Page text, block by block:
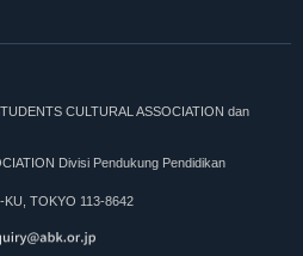
CULTURAL ASSOCIATION dan
Divisi Pendukung Pendidikan
TOKYO 113-8642